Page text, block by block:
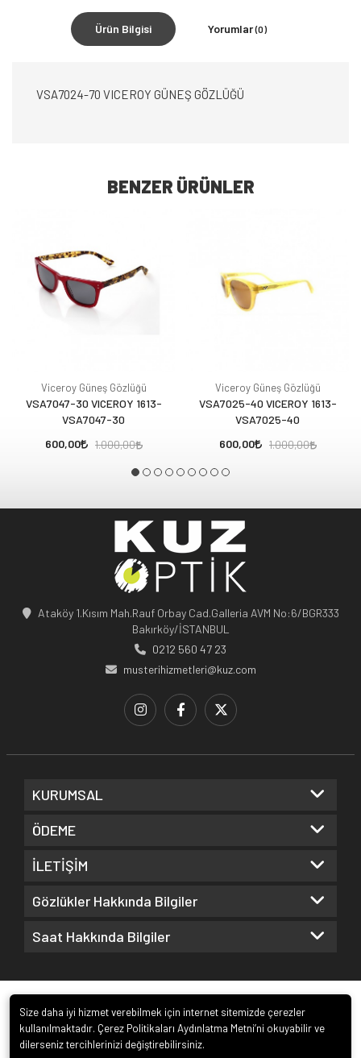
Ürün Bilgisi Yorumlar(0)
VSA7024-70 VICEROY GÜNEŞ GÖZLÜĞÜ
BENZER ÜRÜNLER
Viceroy Güneş Gözlüğü
VSA7047-30 VICEROY 1613-
VSA7047-30
600,00
1.000,00
Viceroy Güneş Gözlüğü
VSA7025-40 VICEROY 1613-
VSA7025-40
600,00
1.000,00
Ataköy 1.Kısım Mah.Rauf Orbay Cad.Galleria AVM No:6/BGR333
Bakırköy/İSTANBUL
0212 560 47 23
musterihizmetleri@kuz.com
KURUMSAL
ÖDEME
İLETİŞİM
Gözlükler Hakkında Bilgiler
Saat Hakkında Bilgiler
Size daha iyi hizmet verebilmek için internet sitemizde çerezler
kullanılmaktadır. Çerez Politikaları Aydınlatma Metni’ni okuyabilir ve
dilerseniz tercihlerinizi değiştirebilirsiniz.